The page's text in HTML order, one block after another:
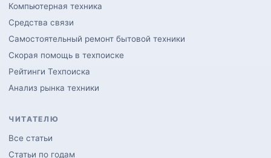
Компьютерная техника
Средства связи
Самостоятельный ремонт бытовой техники
Скорая помощь в техпоиске
Рейтинги Техпоиска
Анализ рынка техники
ЧИТАТЕЛЮ
Все статьи
Статьи по годам